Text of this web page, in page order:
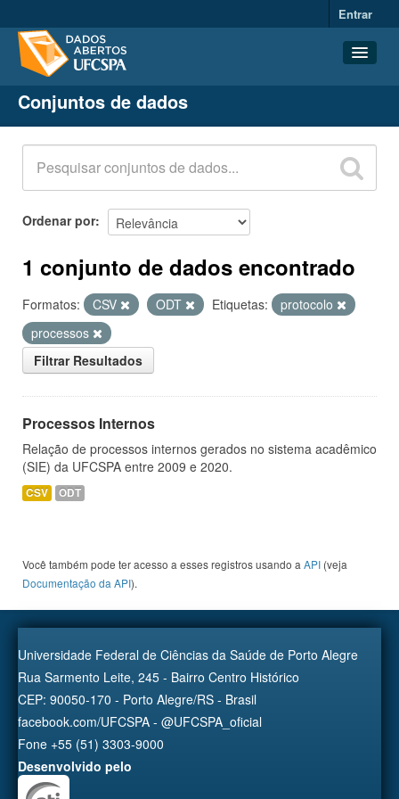
Entrar
Conjuntos de dados
Organizações
Grupos
Sobre
Conjuntos de dados
Ordenar por
1 conjunto de dados encontrado
Formatos: CSV ODT Etiquetas:
protocolo
processos
Filtrar Resultados
Processos Internos
Relação de processos internos gerados no sistema acadêmico
(SIE) da UFCSPA entre 2009 e 2020.
CSV ODT
Você também pode ter acesso a esses registros usando a API (veja
Documentação da API).
Universidade Federal de Ciências da Saúde de Porto Alegre
Rua Sarmento Leite, 245 - Bairro Centro Histórico
CEP: 90050-170 - Porto Alegre/RS - Brasil
facebook.com/UFCSPA - @UFCSPA_oficial
Fone +55 (51) 3303-9000
Desenvolvido pelo